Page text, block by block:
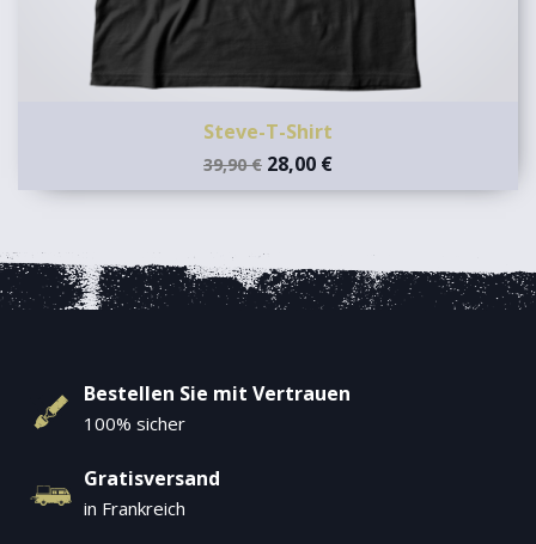
Steve-T-Shirt
39,90 € 28,00 €
Bestellen Sie mit Vertrauen
100% sicher
Gratisversand
in Frankreich